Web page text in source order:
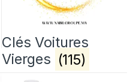
Clés Voitures
Vierges (115)